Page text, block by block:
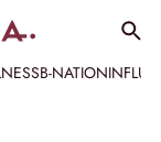
B-NATION